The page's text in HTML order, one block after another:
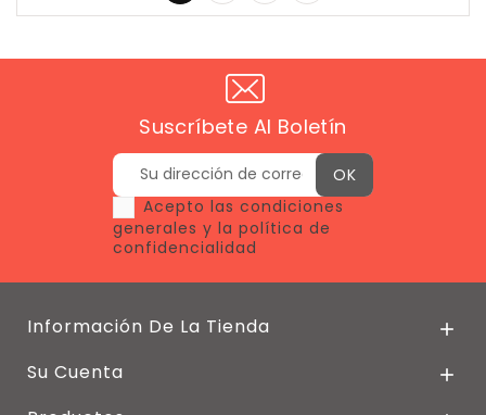
Suscríbete Al Boletín
Acepto las condiciones
generales y la política de
confidencialidad
Información De La Tienda 
Su Cuenta 